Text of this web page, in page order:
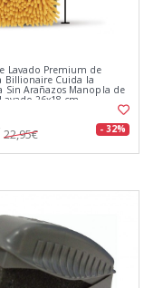
Lavado Premium de
Billionaire Cuida la
Sin Arañazos Manopla de
26x18 cm
22,95€ - 32%